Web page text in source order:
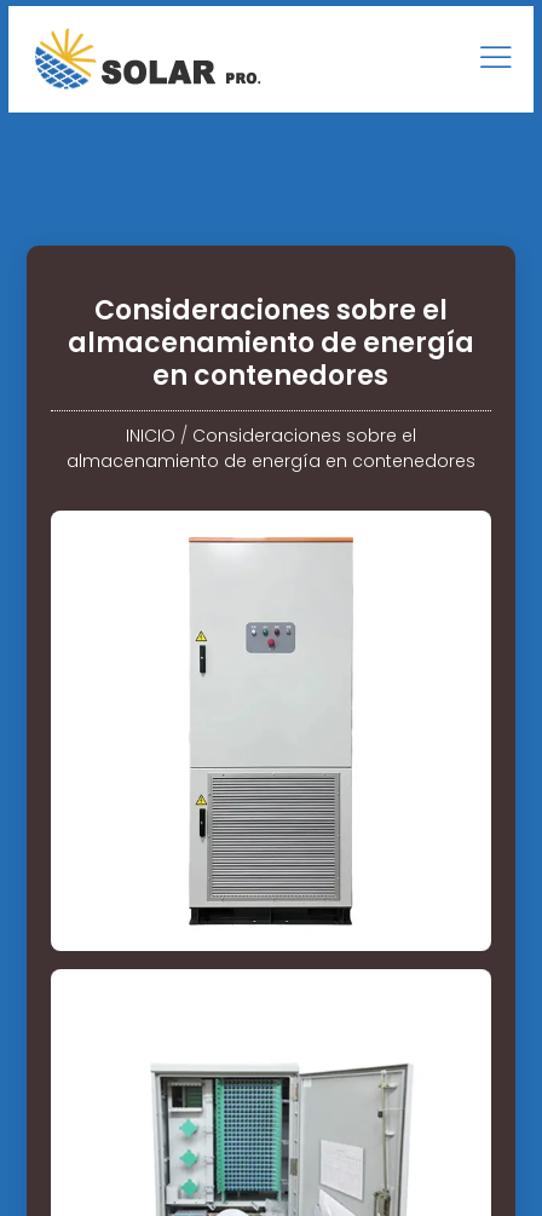
Consideraciones sobre el
almacenamiento de energía
en contenedores
INICIO / Consideraciones sobre el
almacenamiento de energía en contenedores